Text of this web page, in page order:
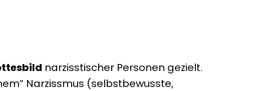
narzisstischer Personen gezielt.
Narzissmus (selbstbewusste,